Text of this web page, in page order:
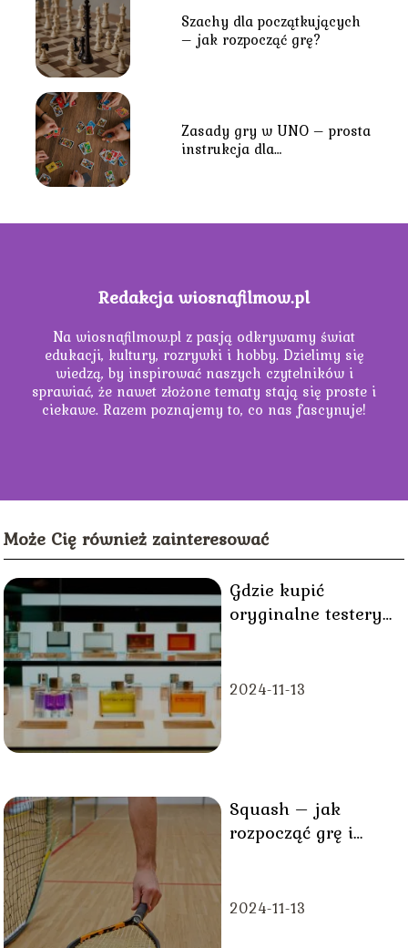
Szachy dla początkujących
– jak rozpocząć grę?
Zasady gry w UNO – prosta
instrukcja dla
Redakcja wiosnafilmow.pl
Na wiosnafilmow.pl z pasją odkrywamy świat
edukacji, kultury, rozrywki i hobby. Dzielimy się
wiedzą, by inspirować naszych czytelników i
sprawiać, że nawet złożone tematy stają się proste i
ciekawe. Razem poznajemy to, co nas fascynuje!
Może Cię również zainteresować
Gdzie kupić
oryginalne testery
2024-11-13
Squash – jak
rozpocząć grę i
2024-11-13